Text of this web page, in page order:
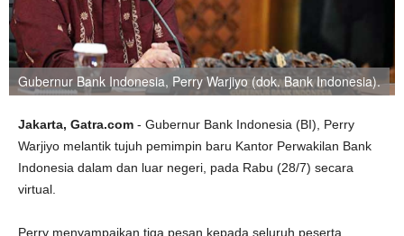
Gubernur Bank Indonesia, Perry Warjiyo (dok. Bank Indonesia).
Jakarta, Gatra.com - Gubernur Bank Indonesia (BI), Perry
Warjiyo melantik tujuh pemimpin baru Kantor Perwakilan Bank
Indonesia dalam dan luar negeri, pada Rabu (28/7) secara
virtual.
Perry menyampaikan tiga pesan kepada seluruh peserta